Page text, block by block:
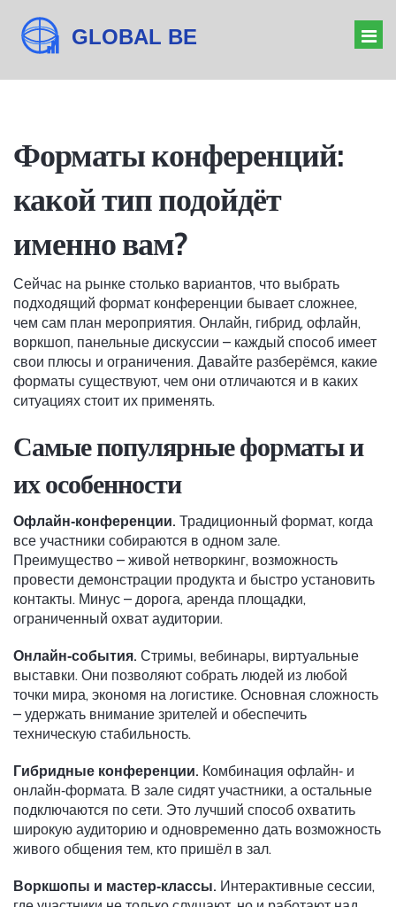
БАРЬЕРЫ БИЗНЕСА
ДРЕСС-КОД КОНФЕРЕНЦИИ
Форматы конференций:
какой тип подойдёт
именно вам?
Сейчас на рынке столько вариантов, что выбрать
подходящий формат конференции бывает сложнее,
чем сам план мероприятия. Онлайн, гибрид, офлайн,
воркшоп, панельные дискуссии – каждый способ имеет
свои плюсы и ограничения. Давайте разберёмся, какие
форматы существуют, чем они отличаются и в каких
ситуациях стоит их применять.
Самые популярные форматы и
их особенности
Офлайн‑конференции. Традиционный формат, когда
все участники собираются в одном зале.
Преимущество – живой нетворкинг, возможность
провести демонстрации продукта и быстро установить
контакты. Минус – дорога, аренда площадки,
ограниченный охват аудитории.
Онлайн‑события. Стримы, вебинары, виртуальные
выставки. Они позволяют собрать людей из любой
точки мира, экономя на логистике. Основная сложность
– удержать внимание зрителей и обеспечить
техническую стабильность.
Гибридные конференции. Комбинация офлайн‑ и
онлайн‑формата. В зале сидят участники, а остальные
подключаются по сети. Это лучший способ охватить
широкую аудиторию и одновременно дать возможность
живого общения тем, кто пришёл в зал.
Воркшопы и мастер‑классы. Интерактивные сессии,